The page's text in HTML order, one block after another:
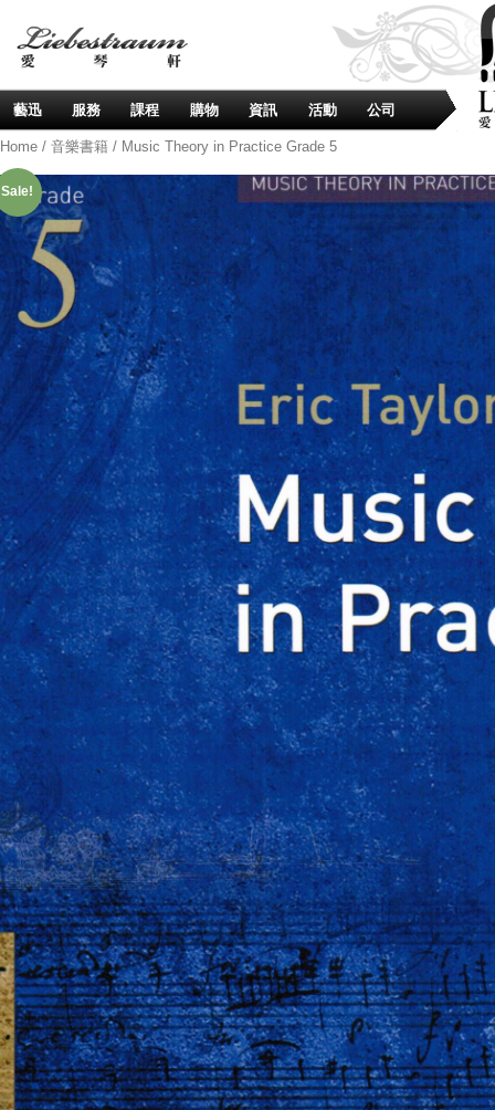
藝迅 服務 課程 購物 資訊 活動 公司
Home / 音樂書籍 / Music Theory in Practice Grade 5
Sale!